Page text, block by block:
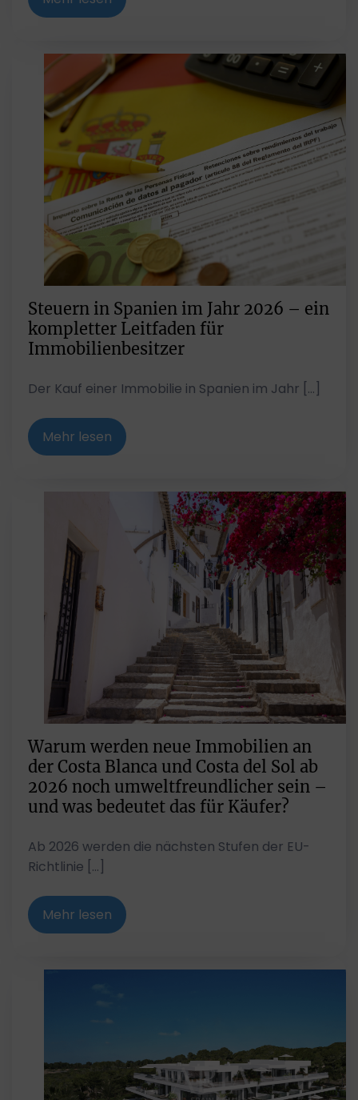
Steuern in Spanien im Jahr 2026 – ein
kompletter Leitfaden für
Immobilienbesitzer
Der Kauf einer Immobilie in Spanien im Jahr […]
Mehr lesen
Warum werden neue Immobilien an
der Costa Blanca und Costa del Sol ab
2026 noch umweltfreundlicher sein –
und was bedeutet das für Käufer?
Ab 2026 werden die nächsten Stufen der EU-
Richtlinie […]
Mehr lesen